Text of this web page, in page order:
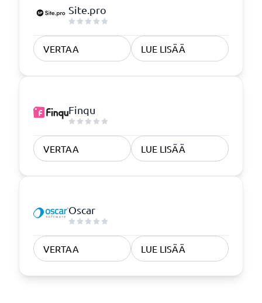
Site.pro
VERTAA LUE LISÄÄ
Finqu
VERTAA LUE LISÄÄ
Oscar
VERTAA LUE LISÄÄ